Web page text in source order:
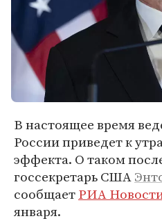
В настоящее время
России приведет к
эффекта. О таком
госсекретарь США
сообщаетРИА
января.